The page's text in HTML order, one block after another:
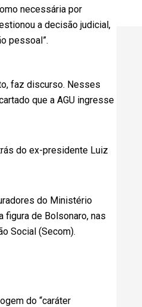
necessária por
a decisão judicial,
pessoal”.
faz discurso. Nesses
que a AGU ingresse
do ex-presidente Luiz
do Ministério
figura de Bolsonaro, nas
Social (Secom).
do “caráter